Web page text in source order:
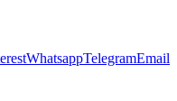
WhatsappTelegramEmail